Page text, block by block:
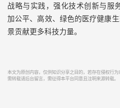
战略与实践，强化技术创新与服
加公平、高效、绿色的医疗健康
景贡献更多科技力量。
本文为原创内容，仅供知识分享之目的，若存在侵权行
需转载请后台留言，需征得本平台同意且注明来源转载。